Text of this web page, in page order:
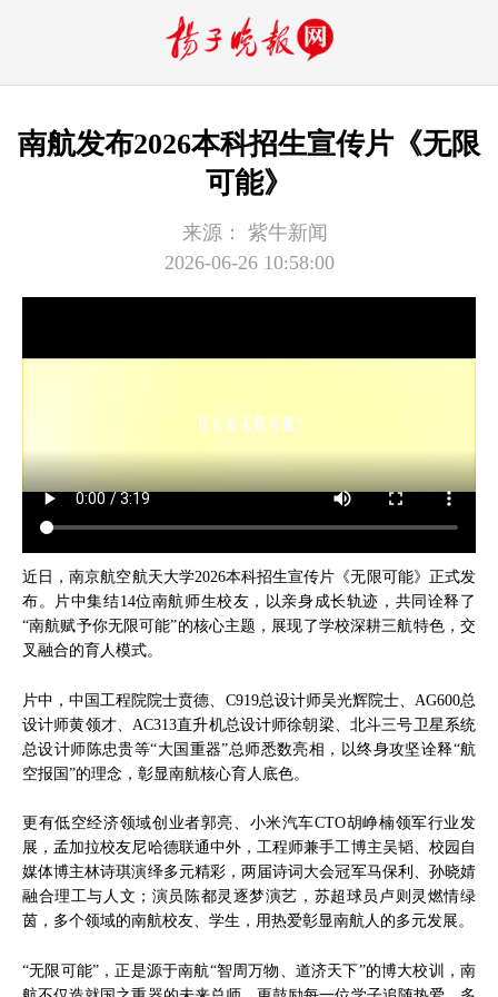
南航发布2026本科招生宣传片《无限
可能》
来源：
紫牛新闻
2026-06-26 10:58:00
近日，南京航空航天大学2026本科招生宣传片《无限可能》正式发
布。片中集结14位南航师生校友，以亲身成长轨迹，共同诠释了
“南航赋予你无限可能”的核心主题，展现了学校深耕三航特色，交
叉融合的育人模式。
片中，中国工程院院士贲德、C919总设计师吴光辉院士、AG600总
设计师黄领才、AC313直升机总设计师徐朝梁、北斗三号卫星系统
总设计师陈忠贵等“大国重器”总师悉数亮相，以终身攻坚诠释“航
空报国”的理念，彰显南航核心育人底色。
更有低空经济领域创业者郭亮、小米汽车CTO胡峥楠领军行业发
展，孟加拉校友尼哈德联通中外，工程师兼手工博主吴韬、校园自
媒体博主林诗琪演绎多元精彩，两届诗词大会冠军马保利、孙晓婧
融合理工与人文；演员陈都灵逐梦演艺，苏超球员卢则灵燃情绿
茵，多个领域的南航校友、学生，用热爱彰显南航人的多元发展。
“无限可能”，正是源于南航“智周万物、道济天下”的博大校训，南